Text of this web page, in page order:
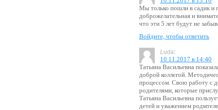
Мы только пошли в садик и
доброжелательная и
что эти 5 лет будут не
Войдите, чтобы ответить
Luda:
10.11.2017 в 14:40
Татьяна Васильевна
доброй коллегой.
процессом. Свою работу с
родителями, которые
Татьяна Васильевна
детей и уважением